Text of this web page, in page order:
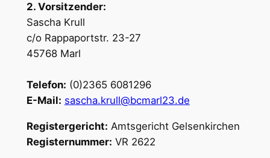
2. Vorsitzender:
Sascha Krull
c/o Rappaportstr. 23-27
45768 Marl
Telefon: (0)2365 6081296
E-Mail: sascha.krull@bcmarl23.de
Registergericht: Amtsgericht Gelsenkirchen
Registernummer: VR 2622